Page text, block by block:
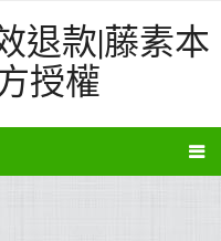
退款|藤素本
授權